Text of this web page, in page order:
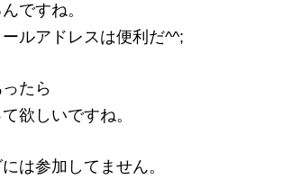
ですね。
ルアドレスは便利だ^^;
たら
欲しいですね。
は参加してません。